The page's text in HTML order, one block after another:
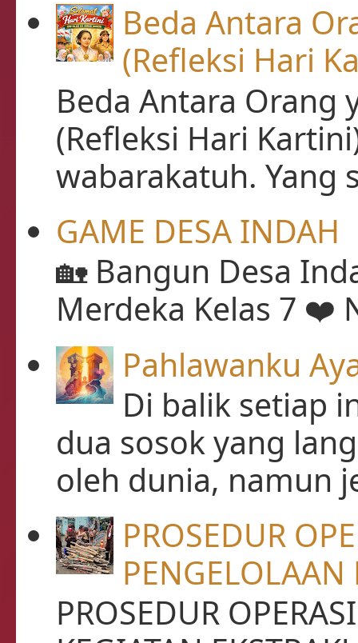
Beda Antara
(Refleksi Hari
Beda Antara Orang
(Refleksi Hari
wabarakatuh. Yang
GAME DESA INDAH
🏡 Bangun Desa
Merdeka Kelas 7 ❤️
Pahlawanku
Di balik setiap
dua sosok yang
oleh dunia, namun
PROSEDUR
PENGELOLAAN
PROSEDUR